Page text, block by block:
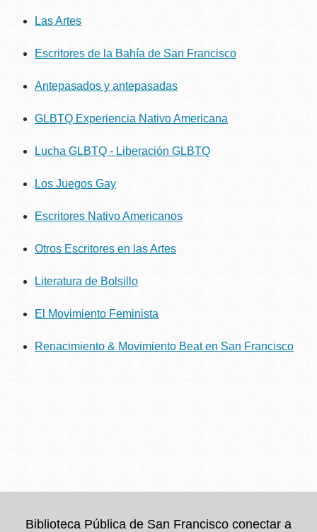
navegación
Las Artes
Escritores de la Bahía de San Francisco
Antepasados y antepasadas
GLBTQ Experiencia Nativo Americana
Lucha GLBTQ - Liberación GLBTQ
Los Juegos Gay
Escritores Nativo Americanos
Otros Escritores en las Artes
Literatura de Bolsillo
El Movimiento Feminista
Renacimiento & Movimiento Beat en San Francisco
Biblioteca Pública de San Francisco conectar a